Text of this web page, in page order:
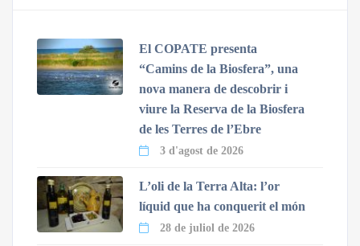
El COPATE presenta
“Camins de la Biosfera”, una
nova manera de descobrir i
viure la Reserva de la Biosfera
de les Terres de l’Ebre
3 d'agost de 2026
L’oli de la Terra Alta: l’or
líquid que ha conquerit el món
28 de juliol de 2026